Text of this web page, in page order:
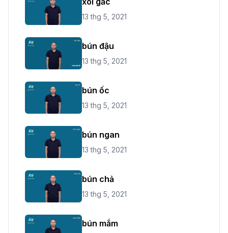
13 thg 5, 2021
bún đậu
13 thg 5, 2021
bún ốc
13 thg 5, 2021
bún ngan
13 thg 5, 2021
bún chả
13 thg 5, 2021
bún mắm